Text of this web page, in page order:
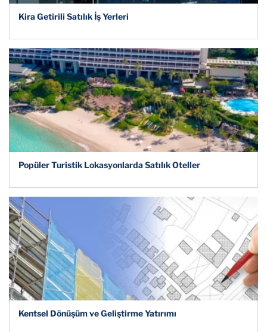
Kira Getirili Satılık İş Yerleri
Popüler Turistik Lokasyonlarda Satılık Oteller
Kentsel Dönüşüm ve Geliştirme Yatırımı